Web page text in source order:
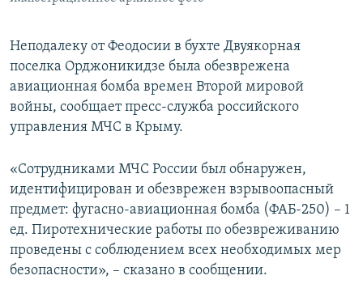
Неподалеку от Феодосии в бухте Двуякорная
поселка Орджоникидзе была обезврежена
авиационная бомба времен Второй мировой
войны, сообщает пресс-служба российского
управления МЧС в Крыму.
«Сотрудниками МЧС России был обнаружен,
идентифицирован и обезврежен взрывоопасный
предмет: фугасно-авиационная бомба (ФАБ-250) – 1
ед. Пиротехнические работы по обезвреживанию
проведены с соблюдением всех необходимых мер
безопасности», – сказано в сообщении.